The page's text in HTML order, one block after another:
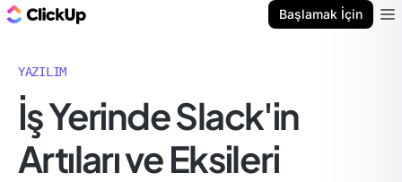
Başlamak İçin
YAZILIM
İş Yerinde Slack'in
Artıları ve Eksileri